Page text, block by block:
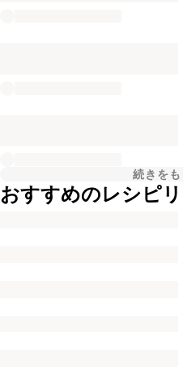
続きを
おすすめのレシピ